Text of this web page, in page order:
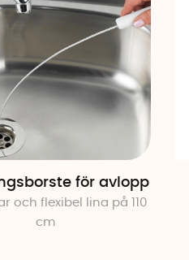
för avlopp
och flexibel lina på 110
cm